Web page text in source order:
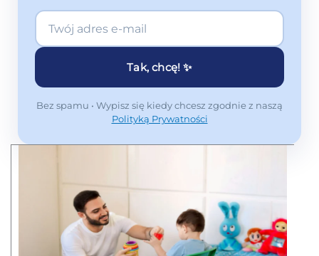
Tak, chcę! ✨
Bez spamu • Wypisz się kiedy chcesz zgodnie z naszą
Polityką Prywatności